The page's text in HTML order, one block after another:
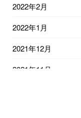
2022年2月
2022年1月
2021年12月
2021年11月